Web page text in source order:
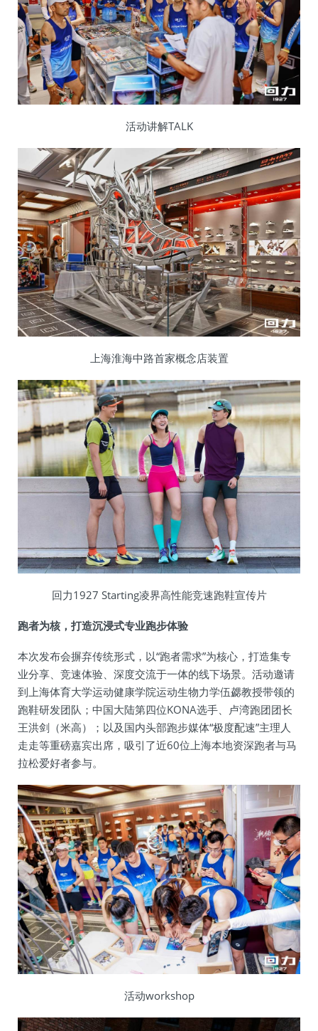
活动讲解TALK
上海淮海中路首家概念店装置
回力1927 Starting凌界高性能竞速跑鞋宣传片
跑者为核，打造沉浸式专业跑步体验
本次发布会摒弃传统形式，以“跑者需求”为核心，打造集专
业分享、竞速体验、深度交流于一体的线下场景。活动邀请
到上海体育大学运动健康学院运动生物力学伍勰教授带领的
跑鞋研发团队；中国大陆第四位KONA选手、卢湾跑团团长
王洪剑（米高）；以及国内头部跑步媒体“极度配速”主理人
走走等重磅嘉宾出席，吸引了近60位上海本地资深跑者与马
拉松爱好者参与。
活动workshop